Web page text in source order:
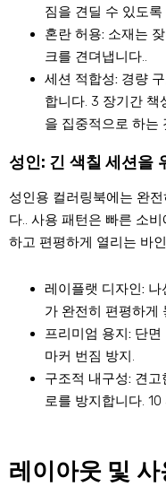
짐을 견딜 수 있도
혼란 허용: 소재는
크를 견뎌냅니다..
세션 적합성: 경량
합니다. 3 장기간 책
을 집중적으로 하는
성인: 긴 색칠 세션을
성인용 컬러링북에는 완
다.. 사용 패턴은 빠른 소
하고 편평하게 열리는 바
레이플랫 디자인: 나
가 완전히 편평하게
프리미엄 용지: 단면
마커 번짐 방지.
구조적 내구성: 견고
로를 방지합니다.
레이아웃 및